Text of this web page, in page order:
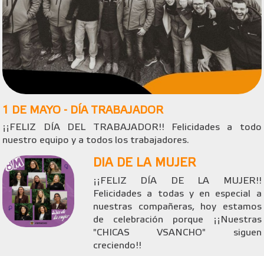
1 DE MAYO - DÍA TRABAJADOR
¡¡FELIZ DÍA DEL TRABAJADOR!! Felicidades a todo
nuestro equipo y a todos los trabajadores.
DIA DE LA MUJER
¡¡FELIZ DÍA DE LA MUJER!!
Felicidades a todas y en especial a
nuestras compañeras, hoy estamos
de celebración porque ¡¡Nuestras
"CHICAS VSANCHO" siguen
creciendo!!